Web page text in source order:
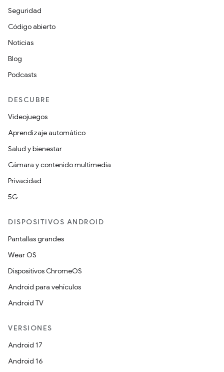
Seguridad
Código abierto
Noticias
Blog
Podcasts
DESCUBRE
Videojuegos
Aprendizaje automático
Salud y bienestar
Cámara y contenido multimedia
Privacidad
5G
DISPOSITIVOS ANDROID
Pantallas grandes
Wear OS
Dispositivos ChromeOS
Android para vehículos
Android TV
VERSIONES
Android 17
Android 16